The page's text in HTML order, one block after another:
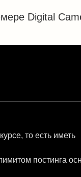
Digital
то есть иметь
постинга